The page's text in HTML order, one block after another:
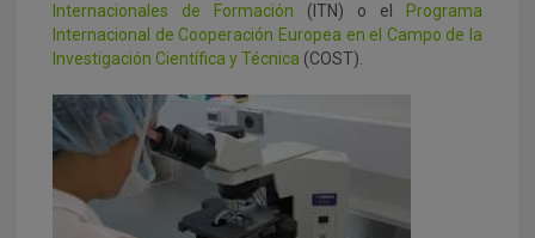
Internacionales de Formación (ITN) o el
Programa
Internacional de Cooperación Europea en el Campo de la
Investigación Científica y Técnica (COST).